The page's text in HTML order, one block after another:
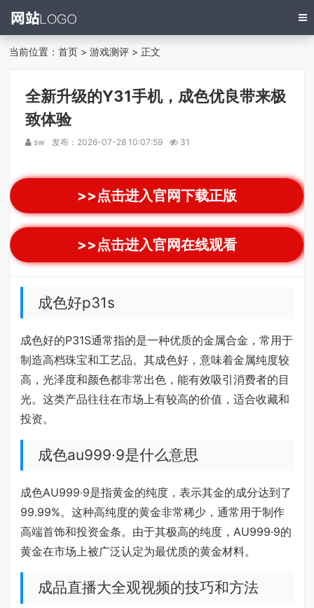
当前位置：首页 >游戏测评 > 正文
全新升级的Y31手机，成色优良带来极
致体验
sw 发布：2026-07-28 10:07:59 31
>>点击进入官网下载正版
>>点击进入官网在线观看
成色好p31s
成色好的P31S通常指的是一种优质的金属合金，常用于
制造高档珠宝和工艺品。其成色好，意味着金属纯度较
高，光泽度和颜色都非常出色，能有效吸引消费者的目
光。这类产品往往在市场上有较高的价值，适合收藏和
投资。
成色au999·9是什么意思
成色AU999·9是指黄金的纯度，表示其金的成分达到了
99.99%。这种高纯度的黄金非常稀少，通常用于制作
高端首饰和投资金条。由于其极高的纯度，AU999·9的
黄金在市场上被广泛认定为最优质的黄金材料。
成品直播大全观视频的技巧和方法